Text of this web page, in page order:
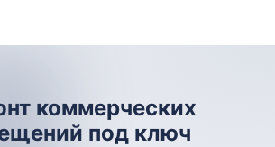
коммерческих
под ключ